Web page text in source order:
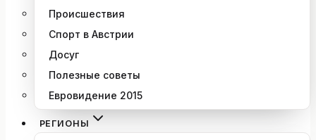
Происшествия
Спорт в Австрии
Досуг
Полезные советы
Евровидение 2015
РЕГИОНЫ